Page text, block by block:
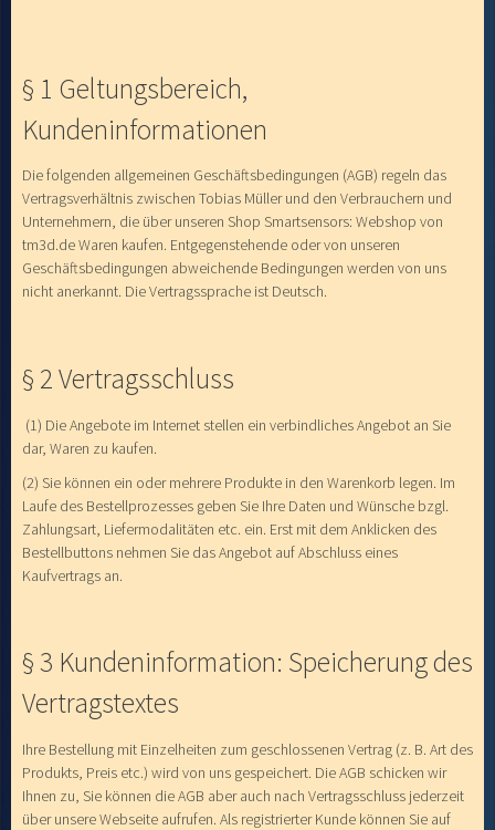
§ 1 Geltungsbereich,
Kundeninformationen
Die folgenden allgemeinen Geschäftsbedingungen (AGB) regeln das
Vertragsverhältnis zwischen Tobias Müller und den Verbrauchern und
Unternehmern, die über unseren Shop Smartsensors: Webshop von
tm3d.de Waren kaufen. Entgegenstehende oder von unseren
Geschäftsbedingungen abweichende Bedingungen werden von uns
nicht anerkannt. Die Vertragssprache ist Deutsch.
§ 2 Vertragsschluss
(1) Die Angebote im Internet stellen ein verbindliches Angebot an Sie
dar, Waren zu kaufen.
(2) Sie können ein oder mehrere Produkte in den Warenkorb legen. Im
Laufe des Bestellprozesses geben Sie Ihre Daten und Wünsche bzgl.
Zahlungsart, Liefermodalitäten etc. ein. Erst mit dem Anklicken des
Bestellbuttons nehmen Sie das Angebot auf Abschluss eines
Kaufvertrags an.
§ 3 Kundeninformation: Speicherung des
Vertragstextes
Ihre Bestellung mit Einzelheiten zum geschlossenen Vertrag (z. B. Art des
Produkts, Preis etc.) wird von uns gespeichert. Die AGB schicken wir
Ihnen zu, Sie können die AGB aber auch nach Vertragsschluss jederzeit
über unsere Webseite aufrufen. Als registrierter Kunde können Sie auf